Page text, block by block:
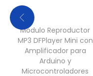
i
a
Módulo Reproductor
MP3 DFPlayer Mini con
Amplificador para
Arduino y
Microcontroladores